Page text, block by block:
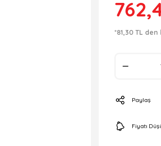
*81,30 TL
Paylaş
Fiyatı